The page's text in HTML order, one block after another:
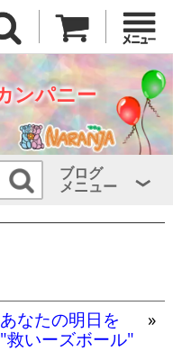
ンパニー
ブログ
メニュー
あなたの明日を
"救いーズボール"
»